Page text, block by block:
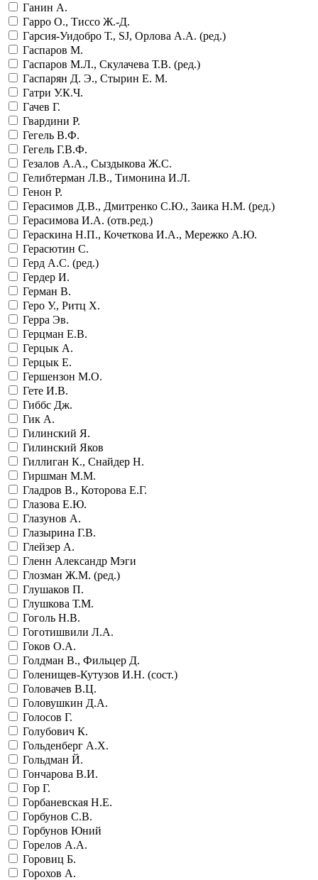
Ганин А.
Гарро О., Тиссо Ж.-Д.
Гарсия-Уидобро Т., SJ, Орлова А.А. (ред.)
Гаспаров М.
Гаспаров М.Л., Скулачева Т.В. (ред.)
Гаспарян Д. Э., Стырин Е. М.
Гатри У.К.Ч.
Гачев Г.
Гвардини Р.
Гегель В.Ф.
Гегель Г.В.Ф.
Гезалов А.А., Сыздыкова Ж.С.
Гелибтерман Л.В., Тимонина И.Л.
Генон Р.
Герасимов Д.В., Дмитренко С.Ю., Заика Н.М. (ред.)
Герасимова И.А. (отв.ред.)
Гераскина Н.П., Кочеткова И.А., Мережко А.Ю.
Герасютин С.
Герд А.С. (ред.)
Гердер И.
Герман В.
Геро У., Ритц Х.
Герра Эв.
Герцман Е.В.
Герцык А.
Герцык Е.
Гершензон М.О.
Гете И.В.
Гиббс Дж.
Гик А.
Гилинский Я.
Гилинский Яков
Гиллиган К., Снайдер Н.
Гиршман М.М.
Гладров В., Которова Е.Г.
Глазова Е.Ю.
Глазунов А.
Глазырина Г.В.
Глейзер А.
Гленн Александр Мэги
Глозман Ж.М. (ред.)
Глушаков П.
Глушкова Т.М.
Гоголь Н.В.
Гоготишвили Л.А.
Гоков О.А.
Голдман В., Фильцер Д.
Голенищев-Кутузов И.Н. (сост.)
Головачев В.Ц.
Головушкин Д.А.
Голосов Г.
Голубович К.
Гольденберг А.Х.
Гольдман Й.
Гончарова В.И.
Гор Г.
Горбаневская Н.Е.
Горбунов С.В.
Горбунов Юний
Горелов А.А.
Горовиц Б.
Горохов А.